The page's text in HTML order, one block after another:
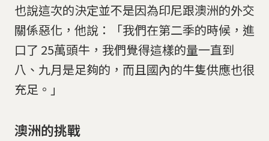
也說這次的決定並不是因為印尼跟澳洲的外交
關係惡化，他說：「我們在第二季的時候，進
口了 25萬頭牛，我們覺得這樣的量一直到
八、九月是足夠的，而且國內的牛隻供應也很
充足。」
澳洲的挑戰